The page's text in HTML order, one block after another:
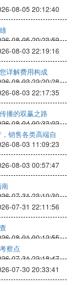
08-05 20:12:40
08-05 20:23:59
08-03 22:19:16
详解费用构成
08-03 22:20:28
08-03 22:17:35
播的双赢之路
08-04 00:33:02
销售各类高端自
08-03 11:09:23
08-03 00:57:47
07-31 23:10:30
07-31 22:11:56
08-01 00:12:55
察点
07-31 22:18:47
07-30 20:33:41